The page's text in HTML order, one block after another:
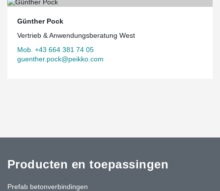
Günther Pock
Vertrieb & Anwendungsberatung West
Mob. +43 664 381 74 05
guenther.pock@peikko.com
Producten en toepassingen
Prefab betonverbindingen